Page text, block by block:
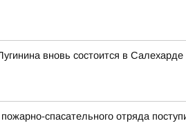
вновь состоится в Салехарде
спасательного отряда